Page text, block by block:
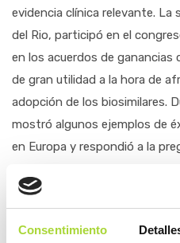
Consentimiento
evidencia clínica relevante. La
del Rio, participó en el
en los acuerdos de
de gran utilidad a la hora de
adopción de los biosimilares.
mostró algunos ejemplos de
en Europa y respondió a la
FUNDACIÓN CÁNCERVIDA
https://www.youtube.com/